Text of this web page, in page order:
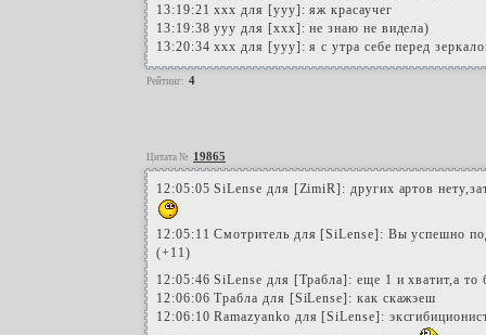
13:19:21 xxx для [yyy]: яж красаучег
13:19:38 yyy для [xxx]: не знаю не видела)
13:20:34 xxx для [yyy]: я с утра себе перед
Рейтинг: 4
Цитата № 19865
12:05:05 SiLense для [ZimiR]: других артов
12:05:11 Смотритель для [SiLense]: Вы успешно
(+11)
12:05:46 SiLense для [Трабла]: еще 1 и хватит,а то
12:06:06 Трабла для [SiLense]: как скажэеш
12:06:10 Ramazyanko для [SiLense]: